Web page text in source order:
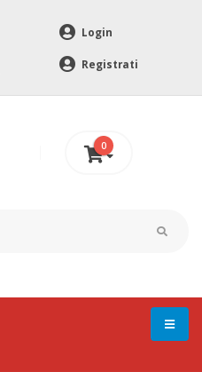
Login
Registrati
0